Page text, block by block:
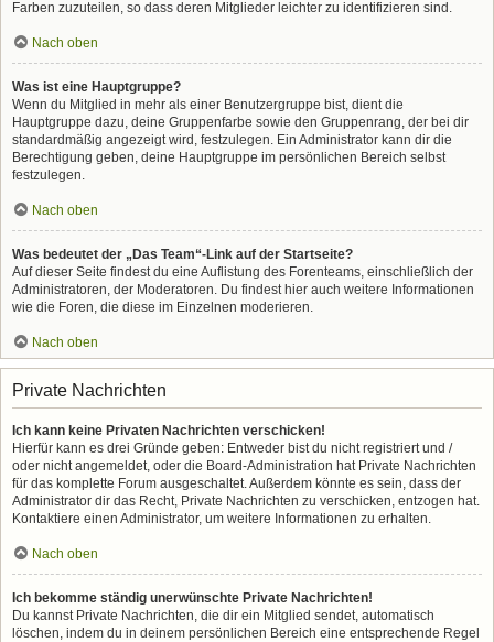
Farben zuzuteilen, so dass deren Mitglieder leichter zu identifizieren sind.
Nach oben
Was ist eine Hauptgruppe?
Wenn du Mitglied in mehr als einer Benutzergruppe bist, dient die
Hauptgruppe dazu, deine Gruppenfarbe sowie den Gruppenrang, der bei dir
standardmäßig angezeigt wird, festzulegen. Ein Administrator kann dir die
Berechtigung geben, deine Hauptgruppe im persönlichen Bereich selbst
festzulegen.
Nach oben
Was bedeutet der „Das Team“-Link auf der Startseite?
Auf dieser Seite findest du eine Auflistung des Forenteams, einschließlich der
Administratoren, der Moderatoren. Du findest hier auch weitere Informationen
wie die Foren, die diese im Einzelnen moderieren.
Nach oben
Private Nachrichten
Ich kann keine Privaten Nachrichten verschicken!
Hierfür kann es drei Gründe geben: Entweder bist du nicht registriert und /
oder nicht angemeldet, oder die Board-Administration hat Private Nachrichten
für das komplette Forum ausgeschaltet. Außerdem könnte es sein, dass der
Administrator dir das Recht, Private Nachrichten zu verschicken, entzogen hat.
Kontaktiere einen Administrator, um weitere Informationen zu erhalten.
Nach oben
Ich bekomme ständig unerwünschte Private Nachrichten!
Du kannst Private Nachrichten, die dir ein Mitglied sendet, automatisch
löschen, indem du in deinem persönlichen Bereich eine entsprechende Regel